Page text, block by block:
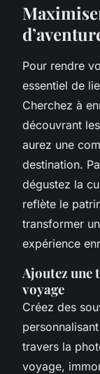
Pour rendre
essentiel de
Cherchez à
découvrant
aurez une
destination.
dégustez la
reflète le
transformer
expérience
Ajoutez une
voyage
Créez des
travers la
voyage,